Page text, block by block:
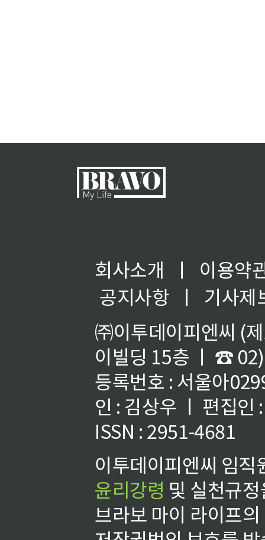
회사소개 ㅣ
이용약
공지사항
ㅣ
기사제
㈜이투데이피엔씨 (
이빌딩 15층 ㅣ ☎
등록번호 : 서울아
인 : 김상우 ㅣ 편집인
ISSN : 2951-4681
이투데이피엔씨 임
윤리강령 및 실천규
브라보 마이 라이프